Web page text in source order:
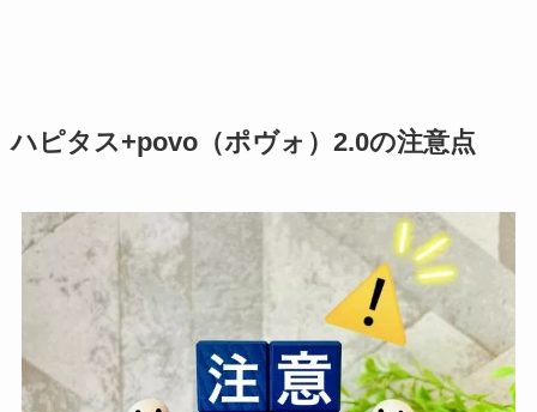
ハピタス+povo（ポヴォ）2.0の注意点